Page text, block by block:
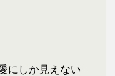
にしか見えない